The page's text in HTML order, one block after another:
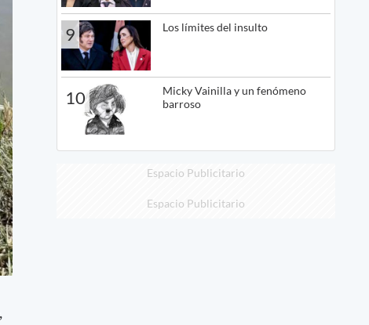
9 Los límites del insulto
10
Micky Vainilla y un fenómeno
barroso
Espacio Publicitario
Espacio Publicitario